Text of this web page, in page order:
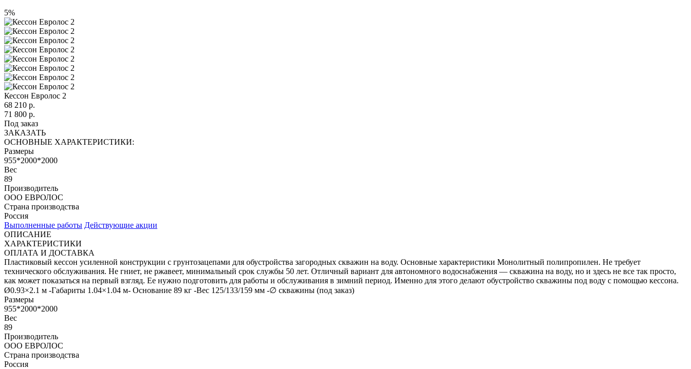
5%
Кессон Евролос 2
68 210 р.
71 800 р.
Под заказ
ЗАКАЗАТЬ
ОСНОВНЫЕ ХАРАКТЕРИСТИКИ:
Размеры
955*2000*2000
Вес
89
Производитель
ООО ЕВРОЛОС
Страна производства
Россия
Выполненные работы Действующие акции
ОПИСАНИЕ
ХАРАКТЕРИСТИКИ
ОПЛАТА И ДОСТАВКА
Пластиковый кессон усиленной конструкции с грунтозацепами для обустройства загородных скважин на воду. Основные характеристики Монолитный полипропилен. Не требует
технического обслуживания. Не гниет, не ржавеет, минимальный срок службы 50 лет. Отличный вариант для автономного водоснабжения — скважина на воду, но и здесь не все так просто,
как может показаться на первый взгляд. Ее нужно подготовить для работы и обслуживания в зимний период. Именно для этого делают обустройство скважины под воду с помощью кессона.
Ø0.93×2.1 м -Габариты 1.04×1.04 м- Основание 89 кг -Вeс 125/133/159 мм -∅ cкважины (под заказ)
Размеры
955*2000*2000
Вес
89
Производитель
ООО ЕВРОЛОС
Страна производства
Россия